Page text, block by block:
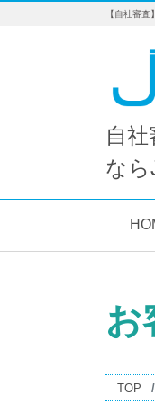
【自社審
自
な
お
TOP